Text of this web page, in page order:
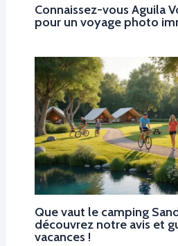
Connaissez-vous Aguila
pour un voyage photo
Que vaut le camping
découvrez notre avis et
vacances !